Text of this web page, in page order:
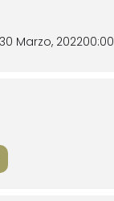
30 Marzo, 202200:00